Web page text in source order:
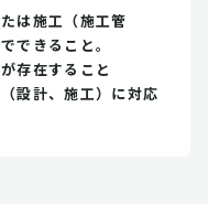
は施工（施工管
できること。
存在すること
設計、施工）に対応